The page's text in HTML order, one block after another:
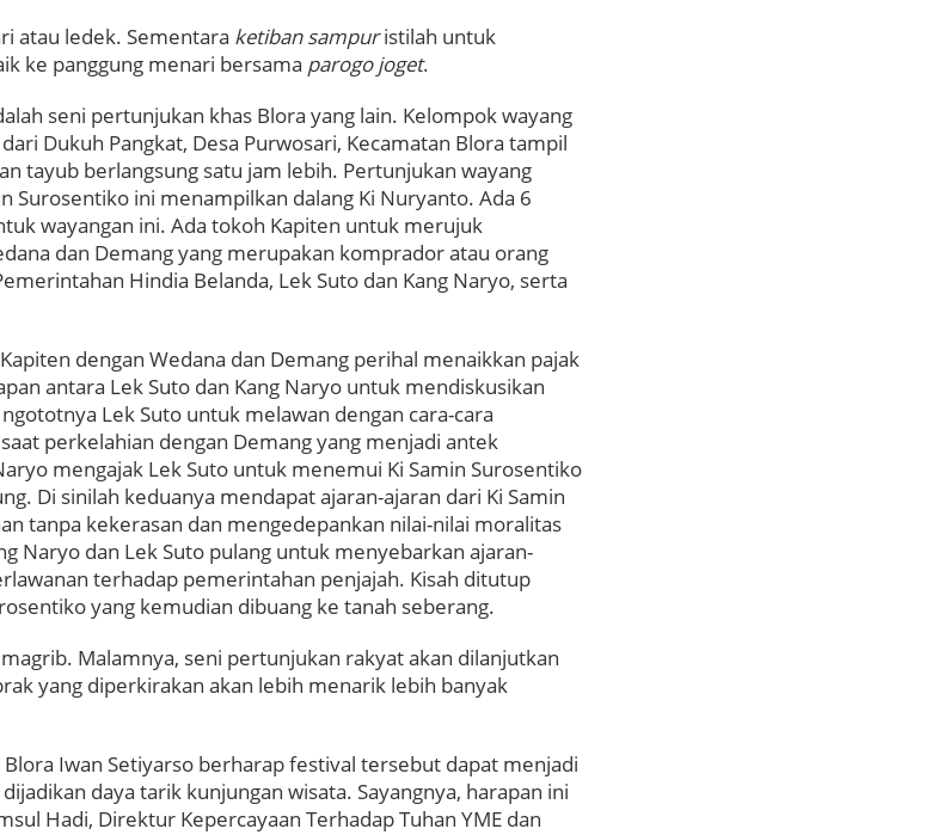
atau ledek. Sementara ketiban sampuristilah untuk
ke panggung menari bersama parogo joget.
seni pertunjukan khas Blora yang lain. Kelompok wayang
Dukuh Pangkat, Desa Purwosari, Kecamatan Blora tampil
tayub berlangsung satu jam lebih. Pertunjukan wayang
Surosentiko ini menampilkan dalang Ki Nuryanto. Ada 6
wayangan ini. Ada tokoh Kapiten untuk merujuk
dan Demang yang merupakan komprador atau orang
Hindia Belanda, Lek Suto dan Kang Naryo, serta
dengan Wedana dan Demang perihal menaikkan pajak
antara Lek Suto dan Kang Naryo untuk mendiskusikan
Lek Suto untuk melawan dengan cara-cara
perkelahian dengan Demang yang menjadi antek
mengajak Lek Suto untuk menemui Ki Samin Surosentiko
Di sinilah keduanya mendapat ajaran-ajaran dari Ki Samin
tanpa kekerasan dan mengedepankan nilai-nilai moralitas
Naryo dan Lek Suto pulang untuk menyebarkan ajaran-
terhadap pemerintahan penjajah. Kisah ditutup
yang kemudian dibuang ke tanah seberang.
Malamnya, seni pertunjukan rakyat akan dilanjutkan
yang diperkirakan akan lebih menarik lebih banyak
Iwan Setiyarso berharap festival tersebut dapat menjadi
daya tarik kunjungan wisata. Sayangnya, harapan ini
Hadi, Direktur Kepercayaan Terhadap Tuhan YME dan